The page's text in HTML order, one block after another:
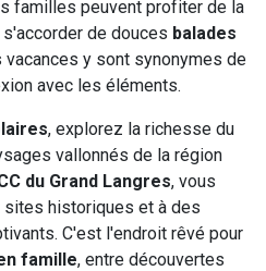
familles peuvent profiter de la
s'accorder de douces balades
vacances y sont synonymes de
avec les éléments.
, explorez la richesse du
vallonnés de la région
du Grand Langres, vous
sites historiques et à des
C'est l'endroit rêvé pour
famille, entre découvertes